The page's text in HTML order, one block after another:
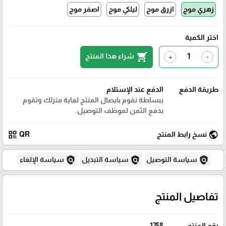
زهري موج
ازرق موج ليلكي موج اصفر موج
اختر الكمية
-
+
shopping_cart شراء هذا المنتج
طريقة الدفع
الدفع عند الإستلام
ببساطة نقوم بايصال المنتج لغاية منزلك وتقوم
بدفع الثمن لموظف التوصيل.
public نسخ رابط المنتج QR
qr_code
policy سياسة التوصيل policy سياسة التبديل policy سياسة الإلغاء
تفاصيل المنتج